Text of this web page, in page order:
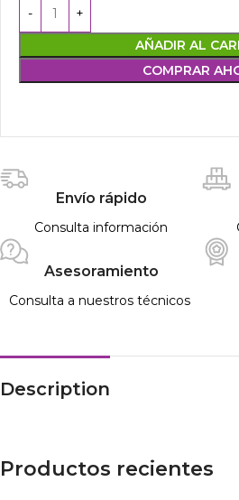
AÑADIR AL
COMPRAR
Envío rápido
Consulta información
Asesoramiento
Consulta a nuestros técnicos
Description
Productos recientes